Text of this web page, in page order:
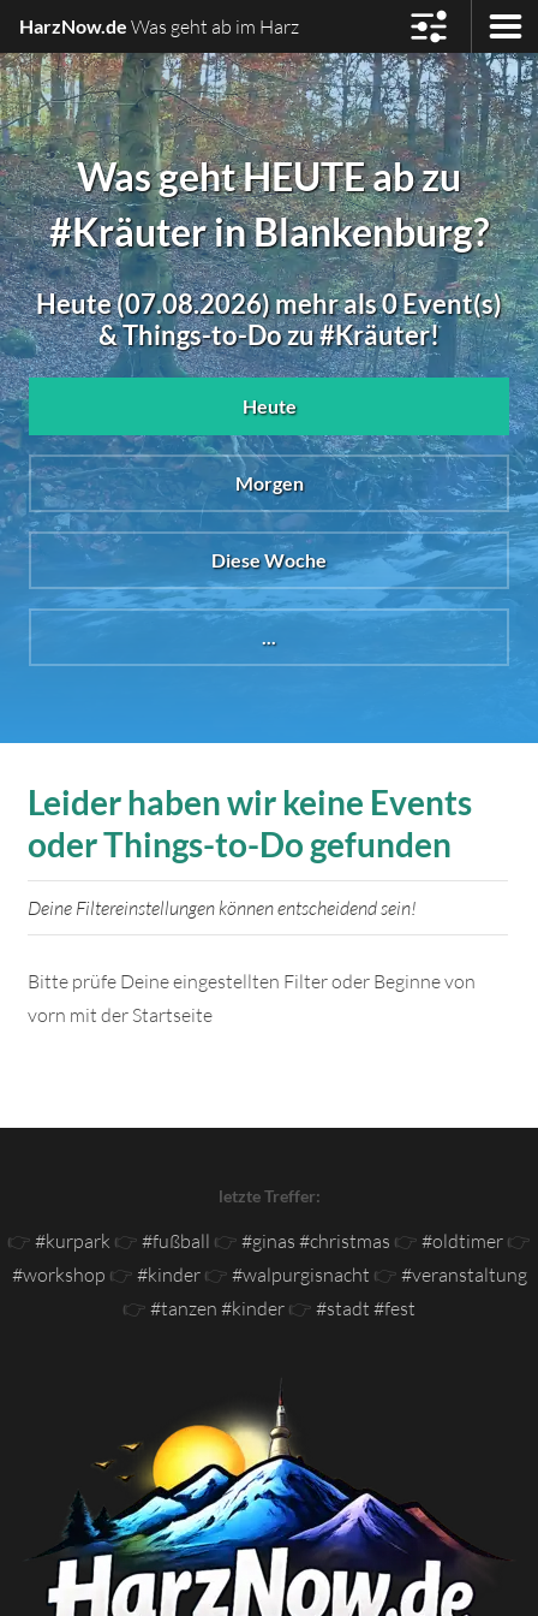
HarzNow.de Was geht ab im Harz
Was geht HEUTE ab zu
#Kräuter in Blankenburg?
Heute (07.08.2026) mehr als 0 Event(s)
& Things-to-Do zu #Kräuter!
Heute
Morgen
Diese Woche
Leider haben wir keine Events
oder Things-to-Do gefunden
Deine Filtereinstellungen können entscheidend sein!
Bitte prüfe Deine eingestellten Filter oder Beginne von
vorn mit der Startseite
letzte Treffer:
👉 #kurpark 👉 #fußball 👉 #ginas #christmas 👉 #oldtimer 👉
#workshop 👉 #kinder👉 #walpurgisnacht 👉 #veranstaltung
👉 #tanzen #kinder 👉 #stadt #fest